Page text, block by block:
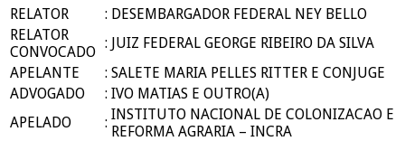
RELATOR
: DESEMBARGADOR FEDERAL NEY BELLO
RELATOR
CONVOCADO
: JUIZ FEDERAL GEORGE RIBEIRO DA SILVA
APELANTE
: SALETE MARIA PELLES RITTER E CONJUGE
ADVOGADO
: IVO MATIAS E OUTRO(A)
APELADO
: INSTITUTO NACIONAL DE COLONIZACAO E
REFORMA AGRARIA – INCRA